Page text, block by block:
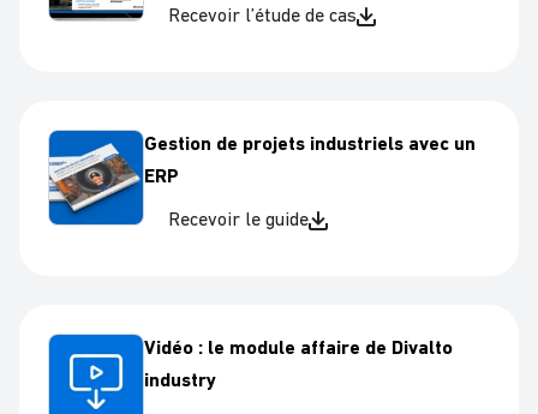
Recevoir l’étude de cas
Gestion de projets industriels avec un
ERP
Recevoir le guide
Vidéo : le module affaire de Divalto
industry